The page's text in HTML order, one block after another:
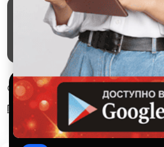
Маркеты Блог
О проекте
Служба поддержки
Партнерка
© 2026 SALEX МАРКЕТ
Правила сервиса
Используем куки и
технологии
Это чтобы сайт работал лучше.
соглашаетесь на использование